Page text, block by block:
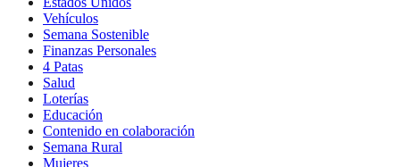
Vehículos
Semana Sostenible
Finanzas Personales
4 Patas
Salud
Loterías
Educación
Contenido en colaboración
Semana Rural
Mujeres